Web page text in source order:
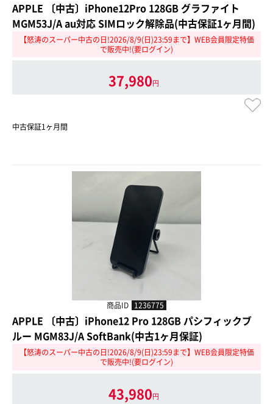
APPLE 〔中古〕iPhone12Pro 128GB グラファイト
MGM53J/A au対応 SIMロック解除品(中古保証1ヶ月間)
【怒涛のスーパー中古の日!2026/8/9(日)23:59まで】WEB会員限定特価
で販売中!(要ログイン)
37,980円
中古保証1ヶ月間
商品ID 1236775
APPLE 〔中古〕iPhone12 Pro 128GB パシフィックブ
ルー MGM83J/A SoftBank(中古1ヶ月保証)
【怒涛のスーパー中古の日!2026/8/9(日)23:59まで】WEB会員限定特価
で販売中!(要ログイン)
43,980円